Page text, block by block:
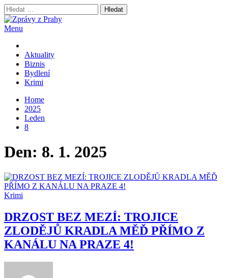
Skip
to
content
Vyhledávání
Menu
Aktuality
Biznis
Bydlení
Krimi
Home
2025
Leden
8
Den: 8. 1. 2025
Krimi
DRZOST BEZ MEZÍ: TROJICE
ZLODĚJŮ KRADLA MĚĎ PŘÍMO Z
KANÁLU NA PRAZE 4!